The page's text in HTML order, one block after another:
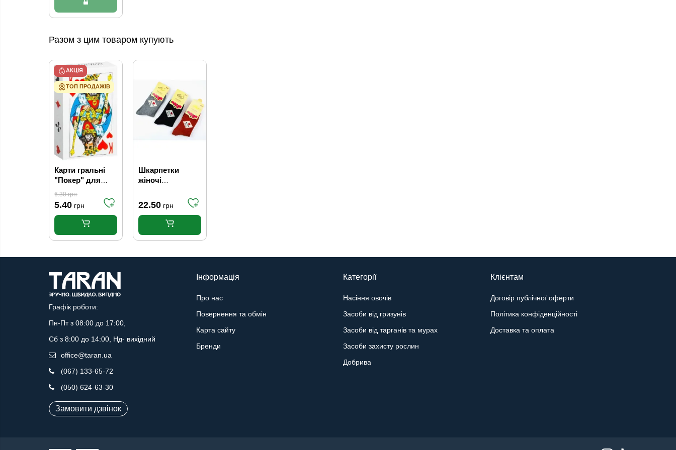
Разом з цим товаром купують
АКЦІЯ
ТОП ПРОДАЖІВ
Карти гральні
"Покер" для
покера
6.30грн
5.40 грн
Шкарпетки
жіночі
асорті Duomili
Yoy Love (р.36-
41)
22.50 грн
Графік роботи:
Пн-Пт з 08:00 до 17:00,
Сб з 8:00 до 14:00, Нд- вихідний
office@taran.ua
(067) 133-65-72
(050) 624-63-30
Замовити дзвінок
Інформація
Про нас
Повернення та обмін
Карта сайту
Бренди
Категорії
Насіння овочів
Засоби від гризунів
Засоби від тарганів та мурах
Засоби захисту рослин
Добрива
Клієнтам
Договір публічної оферти
Політика конфіденційності
Доставка та оплата